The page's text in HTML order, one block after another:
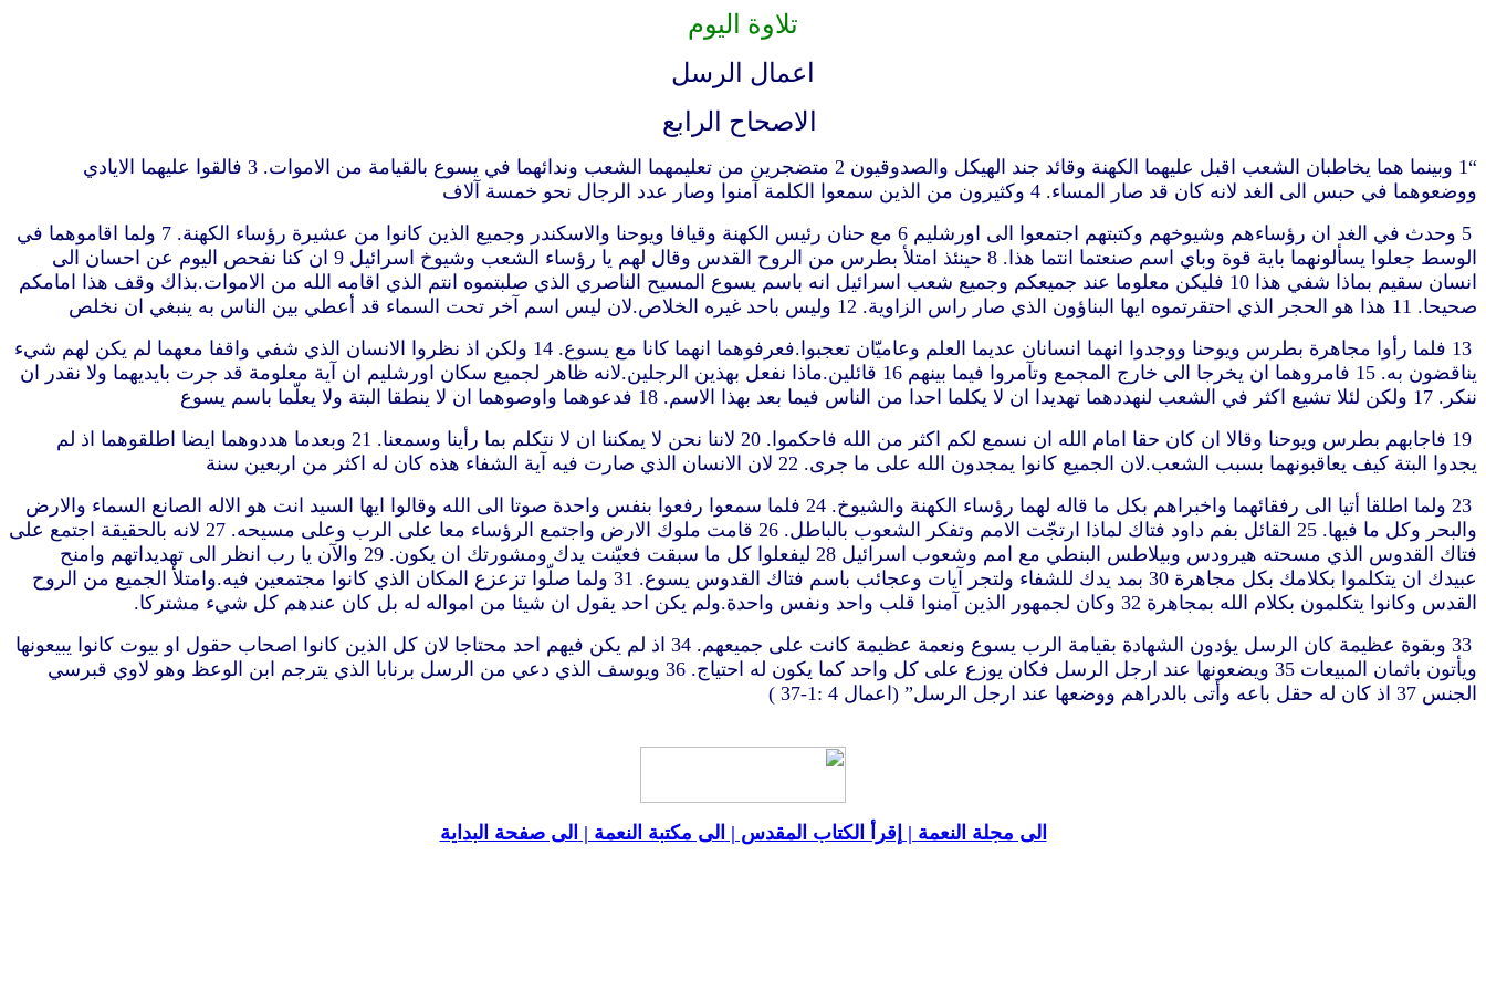
تلاوة اليوم
اعمال الرسل
الاصحاح الرابع
“1 وبينما هما يخاطبان الشعب اقبل عليهما الكهنة وقائد جند الهيكل والصدوقيون 2 متضجرين من تعليمهما الشعب وندائهما في يسوع بالقيامة من الاموات. 3 فالقوا عليهما الايادي
ووضعوهما في حبس الى الغد لانه كان قد صار المساء. 4 وكثيرون من الذين سمعوا الكلمة آمنوا وصار عدد الرجال نحو خمسة آلاف
5 وحدث في الغد ان رؤساءهم وشيوخهم وكتبتهم اجتمعوا الى اورشليم 6 مع حنان رئيس الكهنة وقيافا ويوحنا والاسكندر وجميع الذين كانوا من عشيرة رؤساء الكهنة. 7 ولما اقاموهما في
الوسط جعلوا يسألونهما باية قوة وباي اسم صنعتما انتما هذا. 8 حينئذ امتلأ بطرس من الروح القدس وقال لهم يا رؤساء الشعب وشيوخ اسرائيل 9 ان كنا نفحص اليوم عن احسان الى
انسان سقيم بماذا شفي هذا 10 فليكن معلوما عند جميعكم وجميع شعب اسرائيل انه باسم يسوع المسيح الناصري الذي صلبتموه انتم الذي اقامه الله من الاموات.بذاك وقف هذا امامكم
صحيحا. 11 هذا هو الحجر الذي احتقرتموه ايها البناؤون الذي صار راس الزاوية. 12 وليس باحد غيره الخلاص.لان ليس اسم آخر تحت السماء قد أعطي بين الناس به ينبغي ان نخلص
13 فلما رأوا مجاهرة بطرس ويوحنا ووجدوا انهما انسانان عديما العلم وعاميّان تعجبوا.فعرفوهما انهما كانا مع يسوع. 14 ولكن اذ نظروا الانسان الذي شفي واقفا معهما لم يكن لهم شيء
يناقضون به. 15 فامروهما ان يخرجا الى خارج المجمع وتآمروا فيما بينهم 16 قائلين.ماذا نفعل بهذين الرجلين.لانه ظاهر لجميع سكان اورشليم ان آية معلومة قد جرت بايديهما ولا نقدر ان
ننكر‏. 17 ولكن لئلا تشيع اكثر في الشعب لنهددهما تهديدا ان لا يكلما احدا من الناس فيما بعد بهذا الاسم. 18 فدعوهما واوصوهما ان لا ينطقا البتة ولا يعلّما باسم يسوع
19 فاجابهم بطرس ويوحنا وقالا ان كان حقا امام الله ان نسمع لكم اكثر من الله فاحكموا. 20 لاننا نحن لا يمكننا ان لا نتكلم بما رأينا وسمعنا. 21 وبعدما هددوهما ايضا اطلقوهما اذ لم
يجدوا البتة كيف يعاقبونهما بسبب الشعب.لان الجميع كانوا يمجدون الله على ما جرى. 22 لان الانسان الذي صارت فيه آية الشفاء هذه كان له اكثر من اربعين سنة
23 ولما اطلقا أتيا الى رفقائهما واخبراهم بكل ما قاله لهما رؤساء الكهنة والشيوخ. 24 فلما سمعوا رفعوا بنفس واحدة صوتا الى الله وقالوا ايها السيد انت هو الاله الصانع السماء والارض
والبحر وكل ما فيها. 25 القائل بفم داود فتاك لماذا ارتجّت الامم وتفكر الشعوب بالباطل. 26 قامت ملوك الارض واجتمع الرؤساء معا على الرب وعلى مسيحه. 27 لانه بالحقيقة اجتمع على
فتاك القدوس الذي مسحته هيرودس وبيلاطس البنطي مع امم وشعوب اسرائيل 28 ليفعلوا كل ما سبقت فعيّنت يدك ومشورتك ان يكون‏. 29 والآن يا رب انظر الى تهديداتهم وامنح
عبيدك ان يتكلموا بكلامك بكل مجاهرة 30 بمد يدك للشفاء ولتجر آيات وعجائب باسم فتاك القدوس يسوع. 31 ولما صلّوا تزعزع المكان الذي كانوا مجتمعين فيه.وامتلأ الجميع من الروح
القدس وكانوا يتكلمون بكلام الله بمجاهرة 32 وكان لجمهور الذين آمنوا قلب واحد ونفس واحدة.ولم يكن احد يقول ان شيئا من امواله له بل كان عندهم كل شيء مشتركا.
33 وبقوة عظيمة كان الرسل يؤدون الشهادة بقيامة الرب يسوع ونعمة عظيمة كانت على جميعهم. 34 اذ لم يكن فيهم احد محتاجا لان كل الذين كانوا اصحاب حقول او بيوت كانوا يبيعونها
ويأتون باثمان المبيعات 35 ويضعونها عند ارجل الرسل فكان يوزع على كل واحد كما يكون له احتياج. 36 ويوسف الذي دعي من الرسل برنابا الذي يترجم ابن الوعظ وهو لاوي قبرسي
الجنس 37 اذ كان له حقل باعه وأتى بالدراهم ووضعها عند ارجل الرسل” (اعمال 4
:1-37 )
الى مجلة النعمة | إقرأ الكتاب المقدس | الى مكتبة النعمة | الى صفحة البداية